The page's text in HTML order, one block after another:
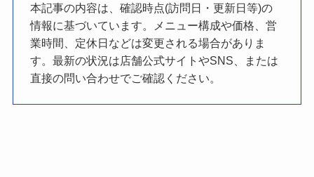
本記事の内容は、確認時点(訪問日・更新日等)の
情報に基づいています。メニュー構成や価格、営
業時間、定休日などは変更される場合がありま
す。最新の状況は店舗公式サイトやSNS、または
直接の問い合わせでご確認ください。